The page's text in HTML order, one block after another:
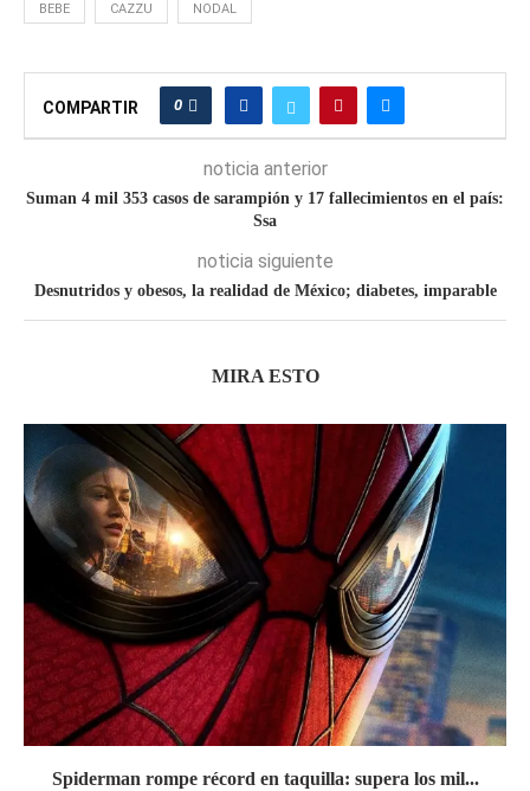
BEBE CAZZU NODAL
COMPARTIR 0
noticia anterior
Suman 4 mil 353 casos de sarampión y 17 fallecimientos en el país:
Ssa
noticia siguiente
Desnutridos y obesos, la realidad de México; diabetes, imparable
MIRA ESTO
Spiderman rompe récord en taquilla: supera los mil...